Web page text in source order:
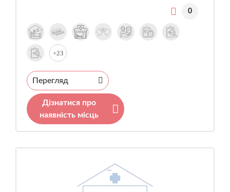
0
+23
Перегляд
Дізнатися про
наявність місць